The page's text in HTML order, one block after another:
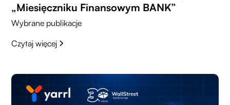
„Miesięczniku Finansowym BANK”
Wybrane publikacje
Czytaj więcej